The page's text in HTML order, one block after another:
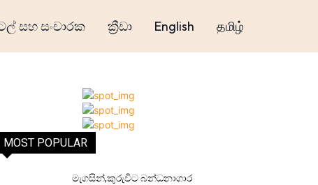
සහ සංචාරක ක්‍රීඩා English தமிழ்
MOST POPULAR
මැගසින්,කුරුවිට බන්ධනාගාර